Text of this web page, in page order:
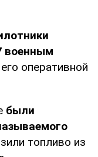
военным
оперативной
были
топливо из